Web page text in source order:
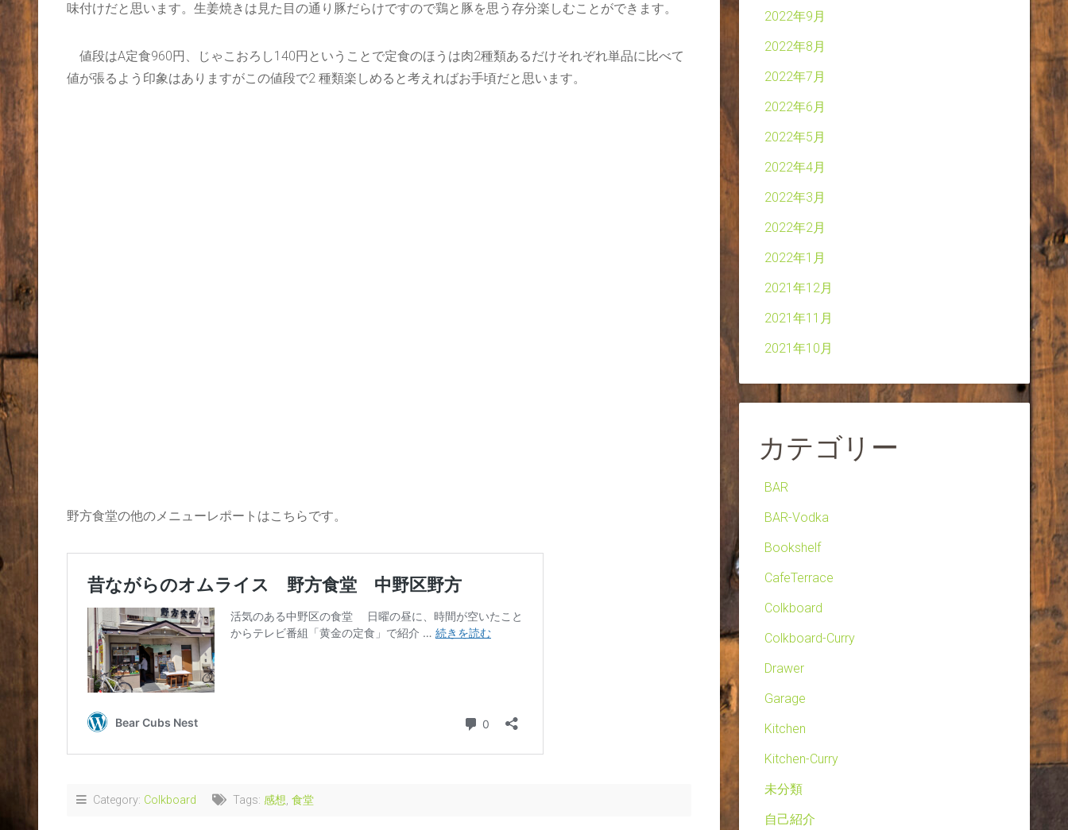
味付けだと思います。生姜焼きは見た目の通り豚だらけですので鶏と豚を思う存分楽しむことができます。
値段はA定食960円、じゃこおろし140円ということで定食のほうは肉2種類あるだけそれぞれ単品に比べて
値が張るよう印象はありますがこの値段で2 種類楽しめると考えればお手頃だと思います。
野方食堂の他のメニューレポートはこちらです。
Category: Colkboard Tags: 感想, 食堂
2022年9月
2022年8月
2022年7月
2022年6月
2022年5月
2022年4月
2022年3月
2022年2月
2022年1月
2021年12月
2021年11月
2021年10月
カテゴリー
BAR
BAR-Vodka
Bookshelf
CafeTerrace
Colkboard
Colkboard-Curry
Drawer
Garage
Kitchen
Kitchen-Curry
未分類
自己紹介